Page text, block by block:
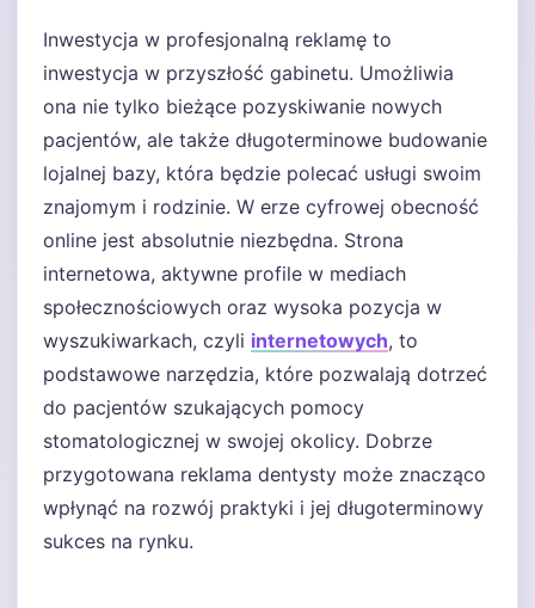
Inwestycja w profesjonalną reklamę to
inwestycja w przyszłość gabinetu. Umożliwia
ona nie tylko bieżące pozyskiwanie nowych
pacjentów, ale także długoterminowe budowanie
lojalnej bazy, która będzie polecać usługi swoim
znajomym i rodzinie. W erze cyfrowej obecność
online jest absolutnie niezbędna. Strona
internetowa, aktywne profile w mediach
społecznościowych oraz wysoka pozycja w
wyszukiwarkach, czyli internetowych, to
podstawowe narzędzia, które pozwalają dotrzeć
do pacjentów szukających pomocy
stomatologicznej w swojej okolicy. Dobrze
przygotowana reklama dentysty może znacząco
wpłynąć na rozwój praktyki i jej długoterminowy
sukces na rynku.